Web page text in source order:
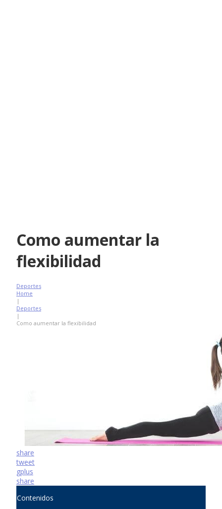
Como aumentar la
flexibilidad
Deportes
Home
|
Deportes
|
Como aumentar la flexibilidad
share
tweet
gplus
share
Contenidos